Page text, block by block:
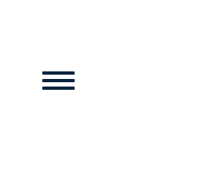
Toggle